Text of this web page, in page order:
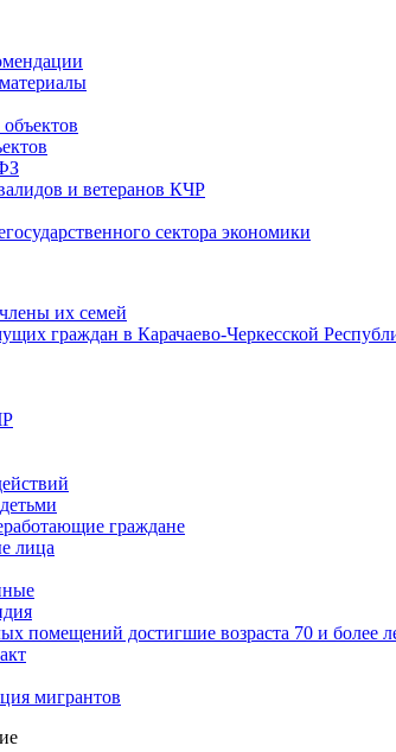
и ветеранов КЧР
сектора экономики
их семей
граждан в Карачаево-Черкесской
граждане
лица
помещений достигшие возраста 70 и более
мигрантов